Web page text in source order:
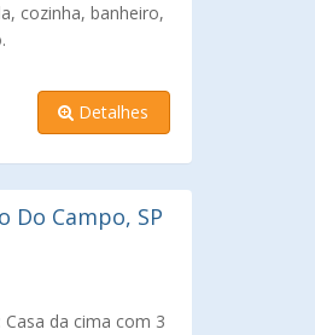
cozinha, banheiro,
Detalhes
Do Campo, SP
da cima com 3